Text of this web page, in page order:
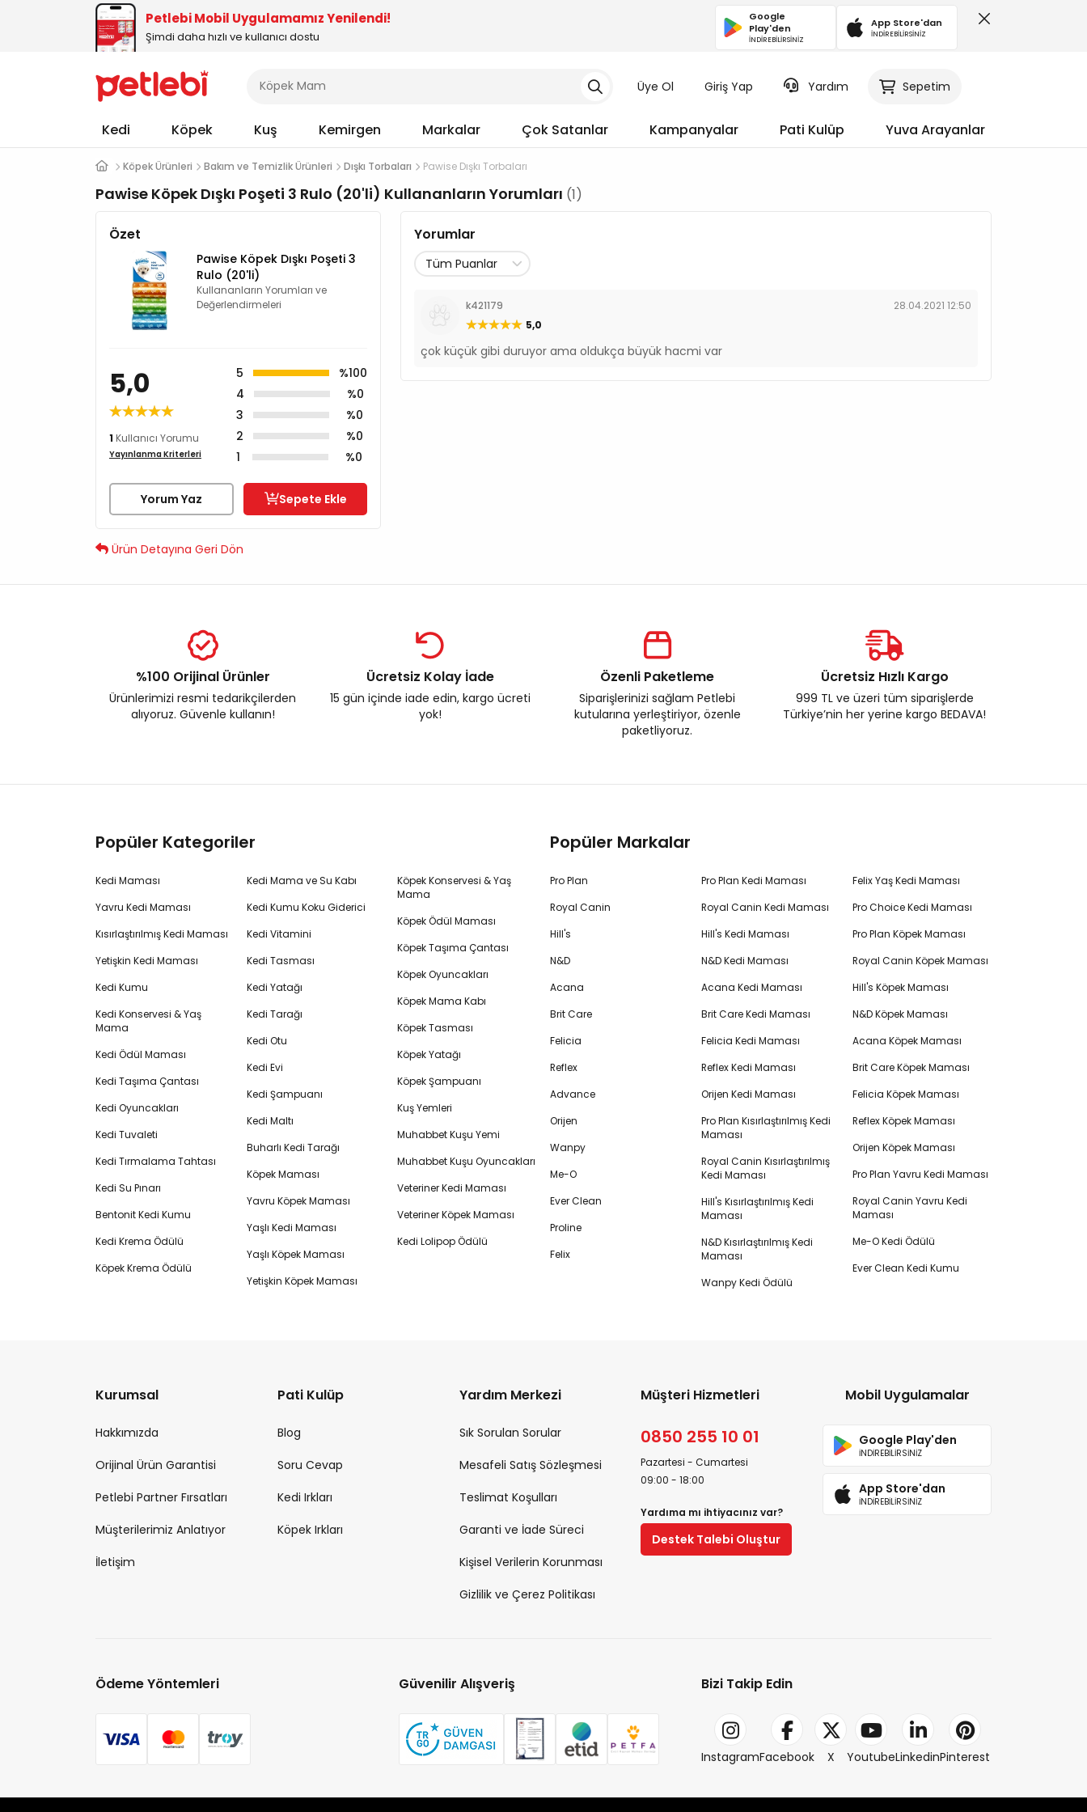
Petlebi Mobil Uygulamamız Yenilendi!
Şimdi daha hızlı ve kullanıcı dostu
Google
Play'den
İNDİREBİLİRSİNİZ
App Store'dan
İNDİREBİLİRSİNİZ
Üye Ol Giriş Yap Yardım Sepetim
Kedi Köpek Kuş Kemirgen Markalar Çok Satanlar Kampanyalar Pati Kulüp Yuva Arayanlar
Köpek Ürünleri Bakım ve Temizlik Ürünleri Dışkı Torbaları Pawise Dışkı Torbaları
Pawise Köpek Dışkı Poşeti 3 Rulo (20'li) Kullananların Yorumları (1)
Özet
Pawise Köpek Dışkı Poşeti 3
Rulo (20'li)
Kullananların Yorumları ve
Değerlendirmeleri
5,0
1 Kullanıcı Yorumu
Yayınlanma Kriterleri
5
%100
4
%0
3
%0
2
%0
1
%0
Yorum Yaz Sepete Ekle
Ürün Detayına Geri Dön
Yorumlar
k421179
28.04.2021 12:50
5,0
çok küçük gibi duruyor ama oldukça büyük hacmi var
%100 Orijinal Ürünler
Ürünlerimizi resmi tedarikçilerden
alıyoruz. Güvenle kullanın!
Ücretsiz Kolay İade
15 gün içinde iade edin, kargo ücreti
yok!
Özenli Paketleme
Siparişlerinizi sağlam Petlebi
kutularına yerleştiriyor, özenle
paketliyoruz.
Ücretsiz Hızlı Kargo
999 TL ve üzeri tüm siparişlerde
Türkiye’nin her yerine kargo BEDAVA!
Popüler Kategoriler
Kedi Maması
Yavru Kedi Maması
Kısırlaştırılmış Kedi Maması
Yetişkin Kedi Maması
Kedi Kumu
Kedi Konservesi & Yaş
Mama
Kedi Ödül Maması
Kedi Taşıma Çantası
Kedi Oyuncakları
Kedi Tuvaleti
Kedi Tırmalama Tahtası
Kedi Su Pınarı
Bentonit Kedi Kumu
Kedi Krema Ödülü
Köpek Krema Ödülü
Kedi Mama ve Su Kabı
Kedi Kumu Koku Giderici
Kedi Vitamini
Kedi Tasması
Kedi Yatağı
Kedi Tarağı
Kedi Otu
Kedi Evi
Kedi Şampuanı
Kedi Maltı
Buharlı Kedi Tarağı
Köpek Maması
Yavru Köpek Maması
Yaşlı Kedi Maması
Yaşlı Köpek Maması
Yetişkin Köpek Maması
Köpek Konservesi & Yaş
Mama
Köpek Ödül Maması
Köpek Taşıma Çantası
Köpek Oyuncakları
Köpek Mama Kabı
Köpek Tasması
Köpek Yatağı
Köpek Şampuanı
Kuş Yemleri
Muhabbet Kuşu Yemi
Muhabbet Kuşu Oyuncakları
Veteriner Kedi Maması
Veteriner Köpek Maması
Kedi Lolipop Ödülü
Popüler Markalar
Pro Plan
Royal Canin
Hill's
N&D
Acana
Brit Care
Felicia
Reflex
Advance
Orijen
Wanpy
Me-O
Ever Clean
Proline
Felix
Pro Plan Kedi Maması
Royal Canin Kedi Maması
Hill's Kedi Maması
N&D Kedi Maması
Acana Kedi Maması
Brit Care Kedi Maması
Felicia Kedi Maması
Reflex Kedi Maması
Orijen Kedi Maması
Pro Plan Kısırlaştırılmış Kedi
Maması
Royal Canin Kısırlaştırılmış
Kedi Maması
Hill's Kısırlaştırılmış Kedi
Maması
N&D Kısırlaştırılmış Kedi
Maması
Wanpy Kedi Ödülü
Felix Yaş Kedi Maması
Pro Choice Kedi Maması
Pro Plan Köpek Maması
Royal Canin Köpek Maması
Hill's Köpek Maması
N&D Köpek Maması
Acana Köpek Maması
Brit Care Köpek Maması
Felicia Köpek Maması
Reflex Köpek Maması
Orijen Köpek Maması
Pro Plan Yavru Kedi Maması
Royal Canin Yavru Kedi
Maması
Me-O Kedi Ödülü
Ever Clean Kedi Kumu
Kurumsal
Hakkımızda
Orijinal Ürün Garantisi
Petlebi Partner Fırsatları
Müşterilerimiz Anlatıyor
İletişim
Pati Kulüp
Blog
Soru Cevap
Kedi Irkları
Köpek Irkları
Yardım Merkezi
Sık Sorulan Sorular
Mesafeli Satış Sözleşmesi
Teslimat Koşulları
Garanti ve İade Süreci
Kişisel Verilerin Korunması
Gizlilik ve Çerez Politikası
Müşteri Hizmetleri
0850 255 10 01
Pazartesi - Cumartesi
09:00 - 18:00
Yardıma mı ihtiyacınız var?
Destek Talebi Oluştur
Mobil Uygulamalar
Google Play'den
İNDİREBİLİRSİNİZ
App Store'dan
İNDİREBİLİRSİNİZ
Ödeme Yöntemleri Güvenilir Alışveriş Bizi Takip Edin
InstagramFacebook X YoutubeLinkedinPinterest